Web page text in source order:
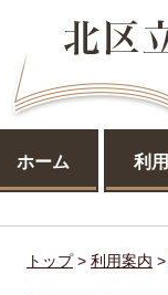
ホーム 利
トップ> 利用案内 >